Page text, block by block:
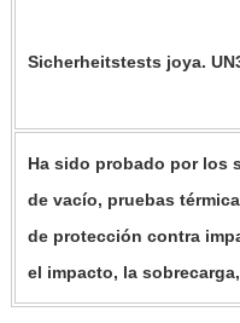
Sicherheitstests joya.
Ha sido probado por los
de vacío, pruebas
de protección contra
el impacto, la